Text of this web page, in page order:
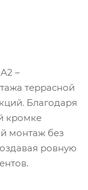
–
террасной
Благодаря
кромке
монтаж без
ровную